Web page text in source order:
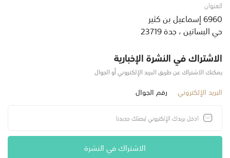
العنوان
6960 إسماعيل بن كثير
حي البساتين ، جدة 23719
الاشتراك في النشرة الإخبارية
يمكنك الاشتراك عن طريق البريد الإلكتروني أو الجوال
البريد الإلكتروني رقم الجوال
الاشتراك في النشرة